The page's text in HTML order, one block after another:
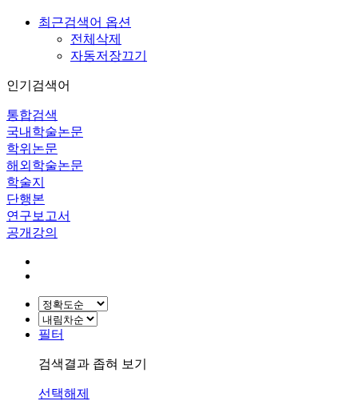
최근검색어 옵션
전체삭제
자동저장끄기
인기검색어
통합검색
국내학술논문
학위논문
해외학술논문
학술지
단행본
연구보고서
공개강의
필터
검색결과 좁혀 보기
선택해제